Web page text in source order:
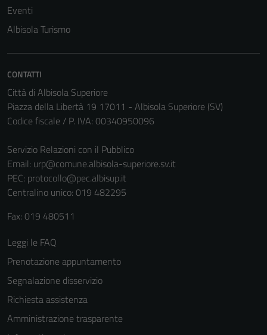
Eventi
Albisola Turismo
CONTATTI
Città di Albisola Superiore
Piazza della Libertà 19 17011 - Albisola Superiore (SV)
Codice fiscale / P. IVA: 00340950096
Servizio Relazioni con il Pubblico
Email: urp@comune.albisola-superiore.sv.it
PEC: protocollo@pec.albisup.it
Centralino unico: 019 482295
Fax: 019 480511
Leggi le FAQ
Prenotazione appuntamento
Segnalazione disservizio
Richiesta assistenza
Amministrazione trasparente